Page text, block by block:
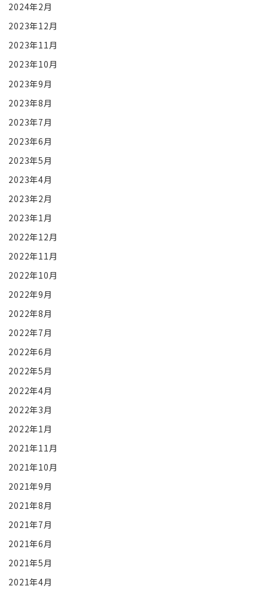
2024年2月
2023年12月
2023年11月
2023年10月
2023年9月
2023年8月
2023年7月
2023年6月
2023年5月
2023年4月
2023年2月
2023年1月
2022年12月
2022年11月
2022年10月
2022年9月
2022年8月
2022年7月
2022年6月
2022年5月
2022年4月
2022年3月
2022年1月
2021年11月
2021年10月
2021年9月
2021年8月
2021年7月
2021年6月
2021年5月
2021年4月